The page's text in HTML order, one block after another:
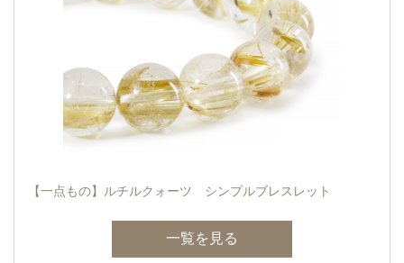
【一点もの】ルチルクォーツ シンプルブレスレット
一覧を見る